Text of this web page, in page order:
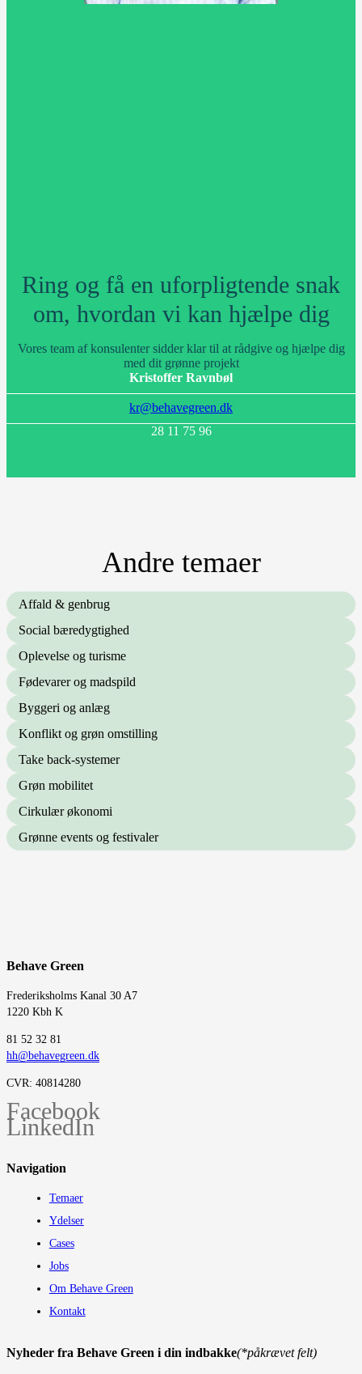
Ring og få en uforpligtende snak
om, hvordan vi kan hjælpe dig
Vores team af konsulenter sidder klar til at rådgive og hjælpe dig
med dit grønne projekt
Kristoffer Ravnbøl
kr@behavegreen.dk
28 11 75 96
Andre temaer
Affald & genbrug
Social bæredygtighed
Oplevelse og turisme
Fødevarer og madspild
Byggeri og anlæg
Konflikt og grøn omstilling
Take back-systemer
Grøn mobilitet
Cirkulær økonomi
Grønne events og festivaler
Behave Green
Frederiksholms Kanal 30 A7
1220 Kbh K
‭81 52 32 81‬
hh@behavegreen.dk
CVR: 40814280
Facebook
LinkedIn
Navigation
Temaer
Ydelser
Cases
Jobs
Om Behave Green
Kontakt
Nyheder fra Behave Green i din indbakke(*påkrævet felt)